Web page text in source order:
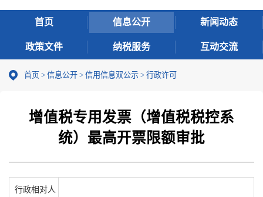
首页 信息公开 新闻动态
政策文件 纳税服务 互动交流
首页 > 信息公开 > 信用信息双公示 > 行政许可
增值税专用发票（增值税税控系
统）最高开票限额审批
行政相对人